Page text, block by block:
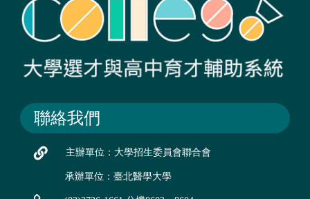
聯絡我們
主辦單位：大學招生委員會聯合會
承辦單位：臺北醫學大學